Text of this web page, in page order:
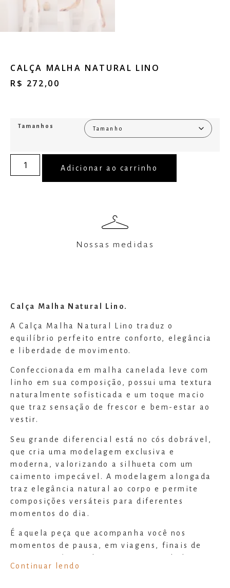
CALÇA MALHA NATURAL LINO
R$ 272,00
Tamanhos
Adicionar ao carrinho
Nossas medidas
Calça Malha Natural Lino.
A Calça Malha Natural Lino traduz o
equilíbrio perfeito entre conforto, elegância
e liberdade de movimento.
Confeccionada em malha canelada leve com
linho em sua composição, possui uma textura
naturalmente sofisticada e um toque macio
que traz sensação de frescor e bem-estar ao
vestir.
Seu grande diferencial está no cós dobrável,
que cria uma modelagem exclusiva e
moderna, valorizando a silhueta com um
caimento impecável. A modelagem alongada
traz elegância natural ao corpo e permite
composições versáteis para diferentes
momentos do dia.
É aquela peça que acompanha você nos
momentos de pausa, em viagens, finais de
também se transforma facilmente em um look
Continuar lendo